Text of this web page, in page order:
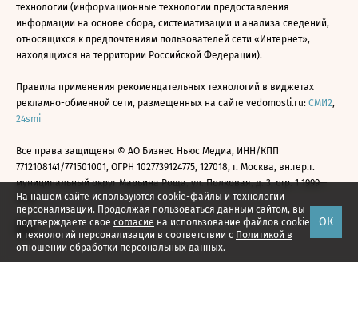
На нашем сайте используются cookie-файлы и технологии
персонализации. Продолжая пользоваться данным сайтом, вы
подтверждаете свое согласие на использование файлов cookie
и технологий персонализации в соответствии с Политикой в
отношении обработки персональных данных.
ОК
технологии (информационные технологии предоставления
информации на основе сбора, систематизации и анализа сведений,
относящихся к предпочтениям пользователей сети «Интернет»,
находящихся на территории Российской Федерации).
Правила применения рекомендательных технологий в виджетах
рекламно-обменной сети, размещенных на сайте vedomosti.ru: СМИ2,
24smi
Все права защищены © АО Бизнес Ньюс Медиа, ИНН/КПП
7712108141/771501001, ОГРН 1027739124775, 127018, г. Москва, вн.тер.г.
муниципальный округ Марьина Роща, ул. Полковая, д. 3, стр. 1 1999—
2026